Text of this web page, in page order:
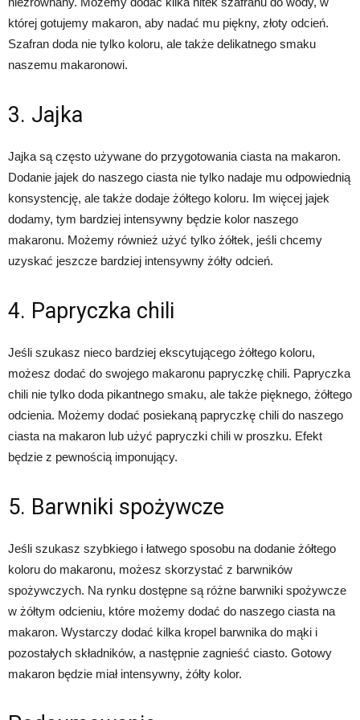
której gotujemy makaron, aby nadać mu piękny, złoty odcień.
Szafran doda nie tylko koloru, ale także delikatnego smaku
naszemu makaronowi.
3. Jajka
Jajka są często używane do przygotowania ciasta na makaron.
Dodanie jajek do naszego ciasta nie tylko nadaje mu odpowiednią
konsystencję, ale także dodaje żółtego koloru. Im więcej jajek
dodamy, tym bardziej intensywny będzie kolor naszego
makaronu. Możemy również użyć tylko żółtek, jeśli chcemy
uzyskać jeszcze bardziej intensywny żółty odcień.
4. Papryczka chili
Jeśli szukasz nieco bardziej ekscytującego żółtego koloru,
możesz dodać do swojego makaronu papryczkę chili. Papryczka
chili nie tylko doda pikantnego smaku, ale także pięknego, żółtego
odcienia. Możemy dodać posiekaną papryczkę chili do naszego
ciasta na makaron lub użyć papryczki chili w proszku. Efekt
będzie z pewnością imponujący.
5. Barwniki spożywcze
Jeśli szukasz szybkiego i łatwego sposobu na dodanie żółtego
koloru do makaronu, możesz skorzystać z barwników
spożywczych. Na rynku dostępne są różne barwniki spożywcze
w żółtym odcieniu, które możemy dodać do naszego ciasta na
makaron. Wystarczy dodać kilka kropel barwnika do mąki i
pozostałych składników, a następnie zagnieść ciasto. Gotowy
makaron będzie miał intensywny, żółty kolor.